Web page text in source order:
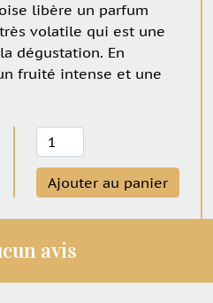
libère un parfum
volatile qui est une
dégustation. En
fruité intense et une
Framboise
Ajouter au panier
avis